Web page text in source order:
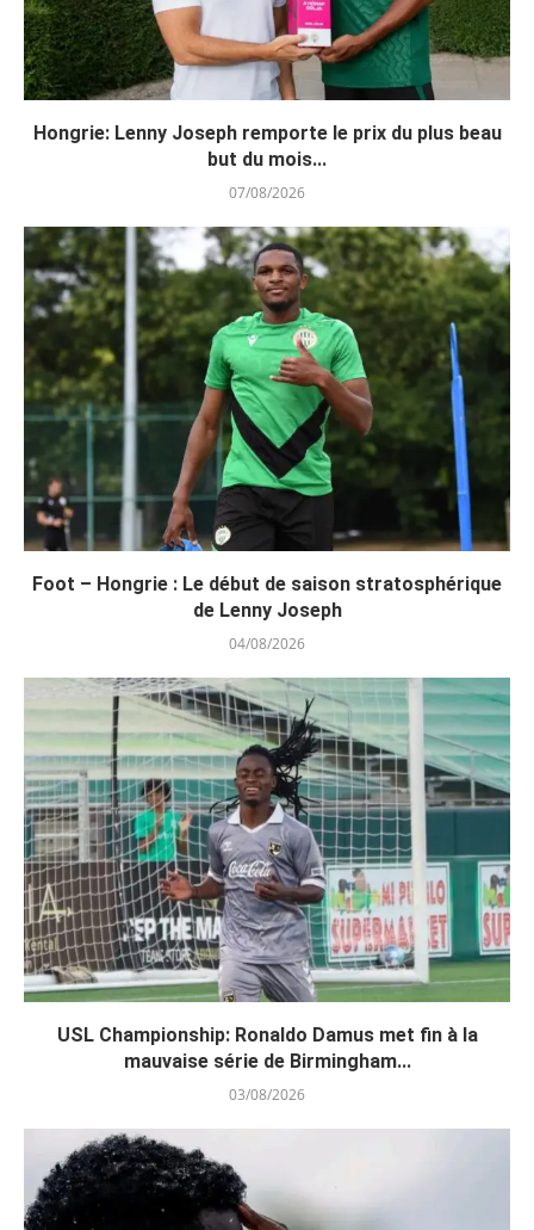
Hongrie: Lenny Joseph remporte le prix du plus beau
but du mois...
07/08/2026
Foot – Hongrie : Le début de saison stratosphérique
de Lenny Joseph
04/08/2026
USL Championship: Ronaldo Damus met fin à la
mauvaise série de Birmingham...
03/08/2026